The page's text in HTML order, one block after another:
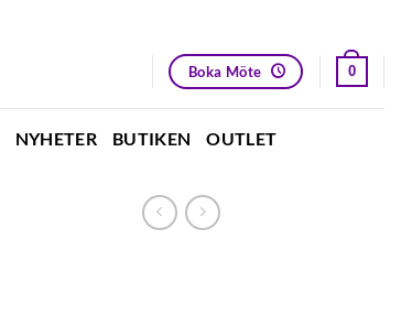
Boka Möte 0
NYHETER BUTIKEN OUTLET